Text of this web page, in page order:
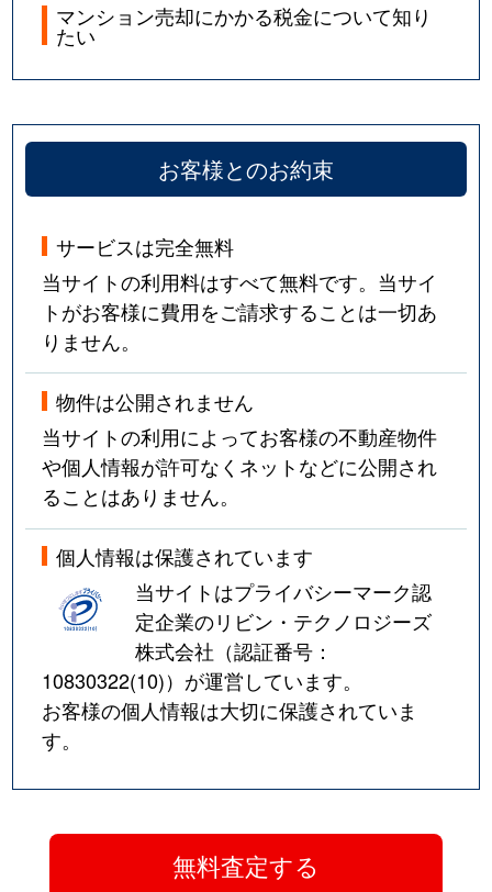
マンション売却にかかる税金について知り
たい
お客様とのお約束
サービスは完全無料
当サイトの利用料はすべて無料です。当サイ
トがお客様に費用をご請求することは一切あ
りません。
物件は公開されません
当サイトの利用によってお客様の不動産物件
や個人情報が許可なくネットなどに公開され
ることはありません。
個人情報は保護されています
当サイトはプライバシーマーク認
定企業のリビン・テクノロジーズ
株式会社（認証番号：
10830322(10)）が運営しています。
お客様の個人情報は大切に保護されていま
す。